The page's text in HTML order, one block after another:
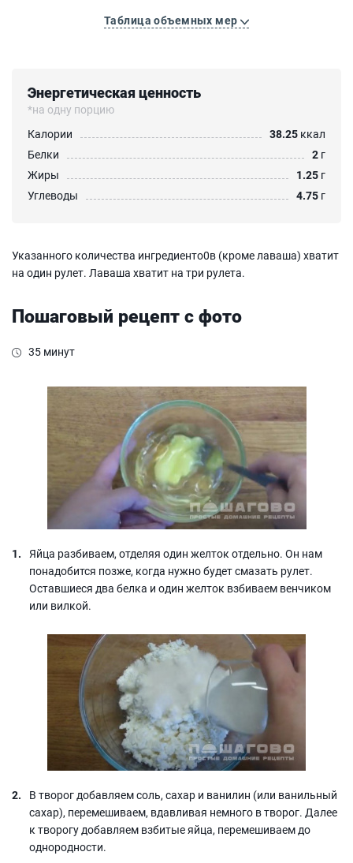
Таблица объемных мер
Энергетическая ценность
*на одну порцию
Калории
38.25 ккал
Белки
2 г
Жиры
1.25 г
Углеводы
4.75 г
Указанного количества ингредиенто0в (кроме лаваша) хватит
на один рулет. Лаваша хватит на три рулета.
Пошаговый рецепт с фото
35 минут
Яйца разбиваем, отделяя один желток отдельно. Он нам
понадобится позже, когда нужно будет смазать рулет.
Оставшиеся два белка и один желток взбиваем венчиком
или вилкой.
В творог добавляем соль, сахар и ванилин (или ванильный
сахар), перемешиваем, вдавливая немного в творог. Далее
к творогу добавляем взбитые яйца, перемешиваем до
однородности.